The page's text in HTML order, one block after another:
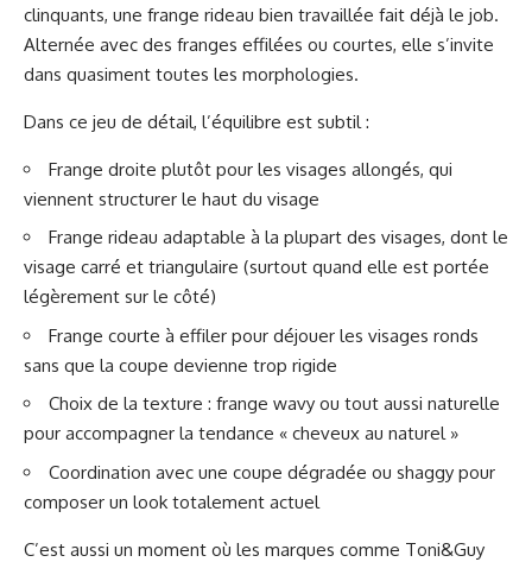
clinquants, une frange rideau bien travaillée fait déjà le job.
Alternée avec des franges effilées ou courtes, elle s’invite
dans quasiment toutes les morphologies.
Dans ce jeu de détail, l’équilibre est subtil :
Frange droite plutôt pour les visages allongés, qui
viennent structurer le haut du visage
Frange rideau adaptable à la plupart des visages, dont le
visage carré et triangulaire (surtout quand elle est portée
légèrement sur le côté)
Frange courte à effiler pour déjouer les visages ronds
sans que la coupe devienne trop rigide
Choix de la texture : frange wavy ou tout aussi naturelle
pour accompagner la tendance « cheveux au naturel »
Coordination avec une coupe dégradée ou shaggy pour
composer un look totalement actuel
C’est aussi un moment où les marques comme Toni&Guy